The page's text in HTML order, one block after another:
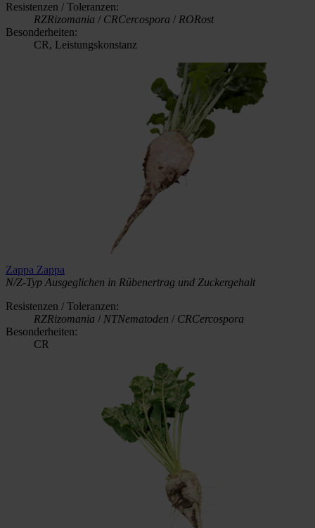
Resistenzen / Toleranzen:
RZRizomania / CRCercospora / RORost
Besonderheiten:
CR, Leistungskonstanz
Zappa Zappa
N/Z-Typ Ausgeglichen in Rübenertrag und Zuckergehalt
Resistenzen / Toleranzen:
RZRizomania / NTNematoden / CRCercospora
Besonderheiten:
CR